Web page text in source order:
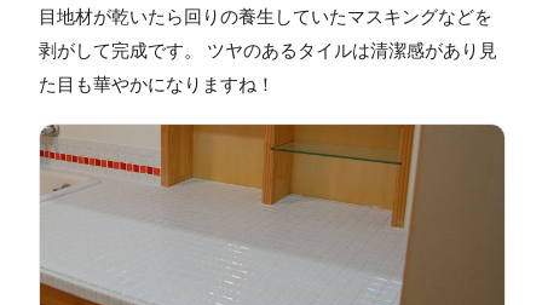
目地材が乾いたら回りの養生していたマスキングなどを
剥がして完成です。 ツヤのあるタイルは清潔感があり見
た目も華やかになりますね！